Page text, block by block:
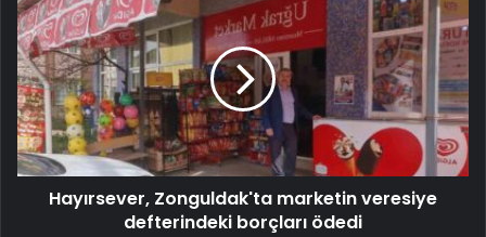
Hayırsever, Zonguldak'ta marketin veresiye
defterindeki borçları ödedi